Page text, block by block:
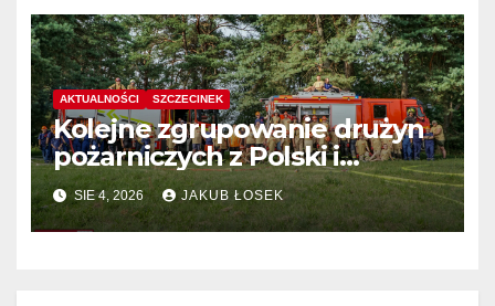
AKTUALNOŚCI SZCZECINEK
Kolejne zgrupowanie drużyn
pożarniczych z Polski i
Niemiec w regionie
SIE 4, 2026 JAKUB ŁOSEK